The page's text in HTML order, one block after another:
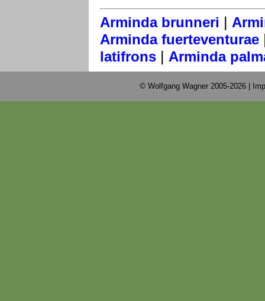
Arminda brunneri |
Arminda fuerteventurae
latifrons | Arminda
© Wolfgang Wagner 2005-2026 |